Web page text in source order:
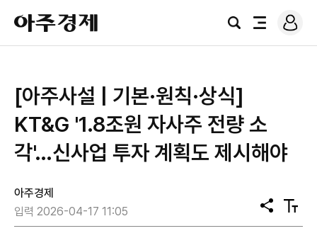
아
주
경
검
전
로
그
[아주사설 | 기본·원칙·상식]
KT&G '1.8조원 자사주 전량 소
각'…신사업 투자 계획도 제시해야
아주경제
입력 2026-04-17 11:05
공
유
텍
스